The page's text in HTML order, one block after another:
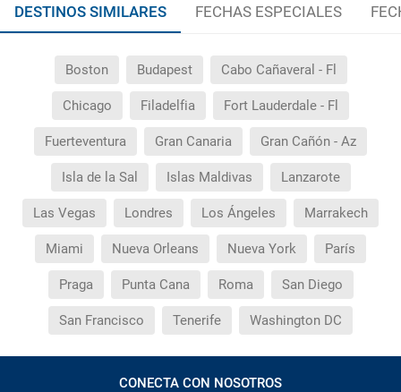
DESTINOS SIMILARES FECHAS ESPECIALES
Boston Budapest Cabo Cañaveral - Fl
Chicago Filadelfia Fort Lauderdale - Fl
Fuerteventura Gran Canaria Gran Cañón - Az
Isla de la Sal Islas Maldivas Lanzarote
Las Vegas Londres Los Ángeles Marrakech
Miami Nueva Orleans Nueva York París
Praga Punta Cana Roma San Diego
San Francisco Tenerife Washington DC
CONECTA CON NOSOTROS